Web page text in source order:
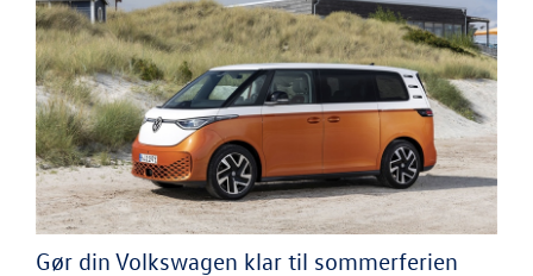
Gør din Volkswagen klar til sommerferien